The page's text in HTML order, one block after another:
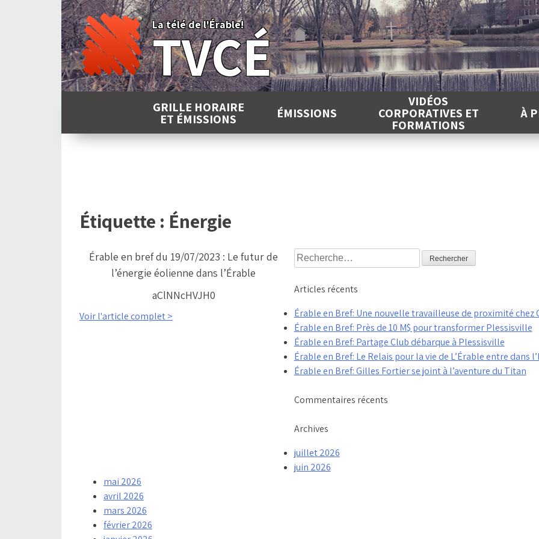
La télé de l'Érable!
TVCÉ
GRILLE HORAIRE
ET ÉMISSIONS ÉMISSIONS
VIDÉOS
CORPORATIVES ET
FORMATIONS
À
Étiquette : Énergie
Érable en bref du 19/07/2023 : Le futur de
l’énergie éolienne dans l’Érable
aClNNcHVJH0
Voir l'article complet >
Rechercher :
Articles récents
Érable en Bref: Une nouvelle travailleuse de proximité chez
Érable en Bref: Près de 10 M$ pour transformer Plessisville
Érable en Bref: Partage Club débarque à Plessisville
Érable en Bref: Le Relais pour la vie de L’Érable entre dans
Érable en Bref: Gilles Fortier se joint à l’aventure du Titan
Commentaires récents
Archives
juillet 2026
juin 2026
mai 2026
avril 2026
mars 2026
février 2026